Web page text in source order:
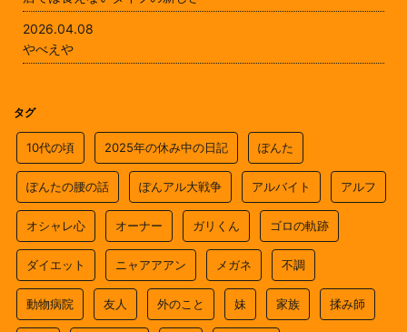
2026.04.08
やべえや
タグ
10代の頃 2025年の休み中の日記 ぽんた
ぽんたの腰の話 ぽんアル大戦争 アルバイト アルフ
オシャレ心 オーナー ガリくん ゴロの軌跡
ダイエット ニャアアアン メガネ 不調
動物病院 友人 外のこと 妹 家族 揉み師